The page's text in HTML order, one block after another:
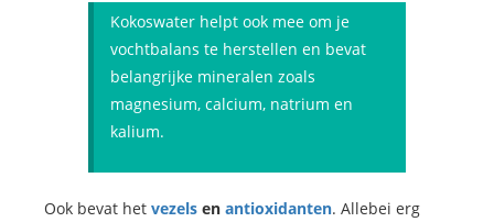
Kokoswater helpt ook mee om je
vochtbalans te herstellen en bevat
belangrijke mineralen zoals
magnesium, calcium, natrium en
kalium.
Ook bevat het vezels en antioxidanten. Allebei erg